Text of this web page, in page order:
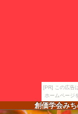
[PR] この広告
ホームページ
創価学会み